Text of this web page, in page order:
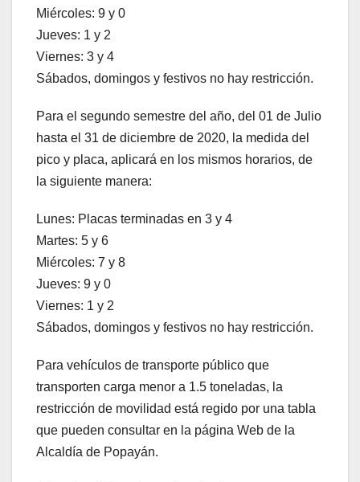
Miércoles: 9 y 0
Jueves: 1 y 2
Viernes: 3 y 4
Sábados, domingos y festivos no hay restricción.
Para el segundo semestre del año, del 01 de Julio
hasta el 31 de diciembre de 2020, la medida del
pico y placa, aplicará en los mismos horarios, de
la siguiente manera:
Lunes: Placas terminadas en 3 y 4
Martes: 5 y 6
Miércoles: 7 y 8
Jueves: 9 y 0
Viernes: 1 y 2
Sábados, domingos y festivos no hay restricción.
Para vehículos de transporte público que
transporten carga menor a 1.5 toneladas, la
restricción de movilidad está regido por una tabla
que pueden consultar en la página Web de la
Alcaldía de Popayán.